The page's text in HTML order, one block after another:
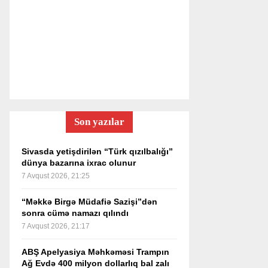
Son yazılar
Sivasda yetişdirilən “Türk qızılbalığı”
dünya bazarına ixrac olunur
7 Avqust 2026, 21:25
“Məkkə Birgə Müdafiə Sazişi”dən
sonra cümə namazı qılındı
7 Avqust 2026, 21:17
ABŞ Apelyasiya Məhkəməsi Trampın
Ağ Evdə 400 milyon dollarlıq bal zalı